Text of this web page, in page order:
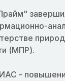
(МПР).
-